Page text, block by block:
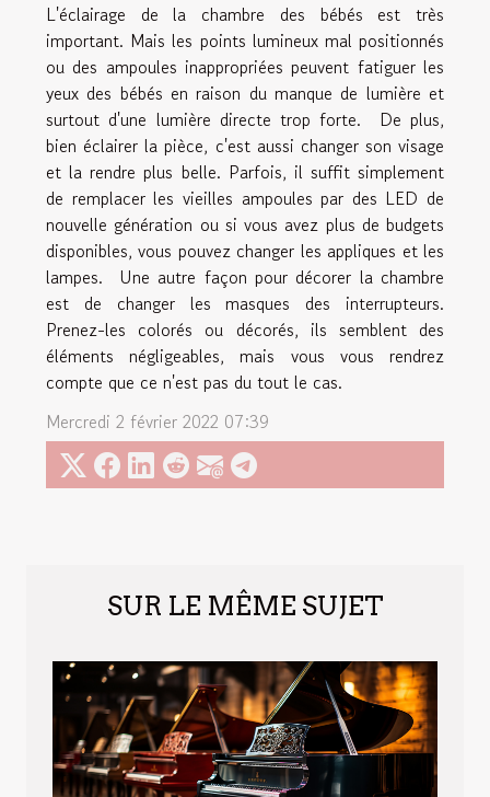
L'éclairage de la chambre des bébés est très
important. Mais les points lumineux mal positionnés
ou des ampoules inappropriées peuvent fatiguer les
yeux des bébés en raison du manque de lumière et
surtout d'une lumière directe trop forte. De plus,
bien éclairer la pièce, c'est aussi changer son visage
et la rendre plus belle. Parfois, il suffit simplement
de remplacer les vieilles ampoules par des LED de
nouvelle génération ou si vous avez plus de budgets
disponibles, vous pouvez changer les appliques et les
lampes. Une autre façon pour décorer la chambre
est de changer les masques des interrupteurs.
Prenez-les colorés ou décorés, ils semblent des
éléments négligeables, mais vous vous rendrez
compte que ce n'est pas du tout le cas.
Mercredi 2 février 2022 07:39
SUR LE MÊME SUJET